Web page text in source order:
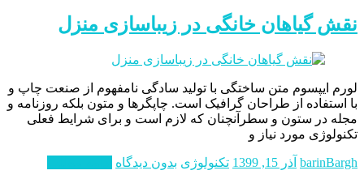
نقش گیاهان خانگی در زیباسازی منزل
لورم ايپسوم متن ساختگی با توليد سادگی نامفهوم از صنعت چاپ و
با استفاده از طراحان گرافيک است. چاپگرها و متون بلکه روزنامه و
مجله در ستون و سطرآنچنان که لازم است و برای شرايط فعلی
تکنولوژی مورد نياز و
barinBargh آذر 15, 1399 تکنولوژی بدون دیدگاه